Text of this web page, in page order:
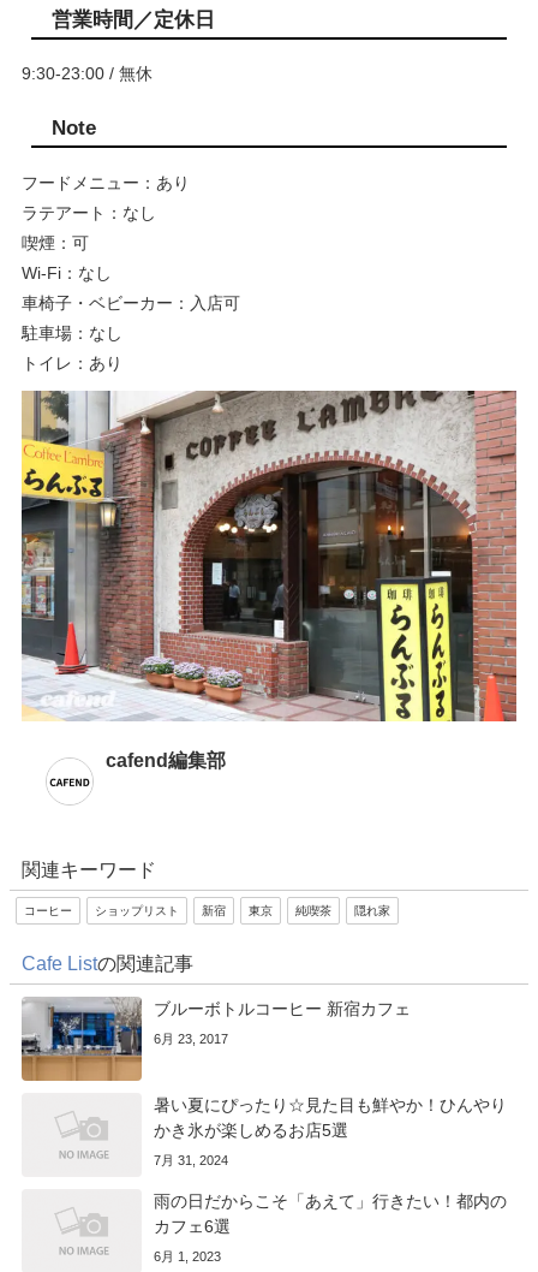
営業時間／定休日
9:30-23:00 / 無休
Note
フードメニュー：あり
ラテアート：なし
喫煙：可
Wi-Fi：なし
車椅子・ベビーカー：入店可
駐車場：なし
トイレ：あり
cafend編集部
関連キーワード
コーヒー ショップリスト 新宿 東京 純喫茶 隠れ家
Cafe Listの関連記事
ブルーボトルコーヒー 新宿カフェ
6月 23, 2017
暑い夏にぴったり☆見た目も鮮やか！ひんやり
かき氷が楽しめるお店5選
7月 31, 2024
雨の日だからこそ「あえて」行きたい！都内の
カフェ6選
6月 1, 2023